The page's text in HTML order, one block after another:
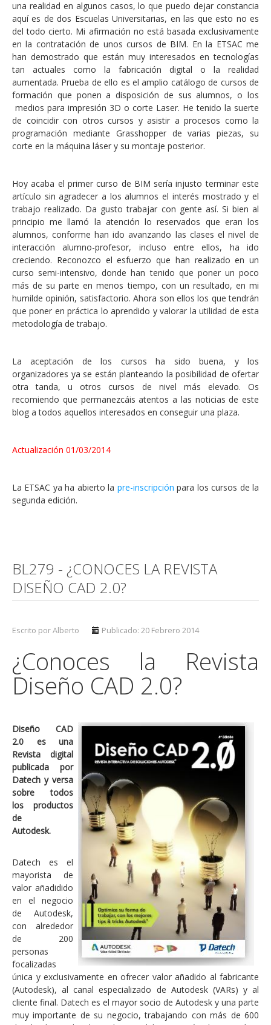
una realidad en algunos casos, lo que puedo dejar constancia
aquí es de dos Escuelas Universitarias, en las que esto no es
del todo cierto. Mi afirmación no está basada exclusivamente
en la contratación de unos cursos de BIM. En la ETSAC me
han demostrado que están muy interesados en tecnologías
tan actuales como la fabricación digital o la realidad
aumentada. Prueba de ello es el amplio catálogo de cursos de
formación que ponen a disposición de sus alumnos, o los
medios para impresión 3D o corte Laser. He tenido la suerte
de coincidir con otros cursos y asistir a procesos como la
programación mediante Grasshopper de varias piezas, su
corte en la máquina láser y su montaje posterior.
Hoy acaba el primer curso de BIM sería injusto terminar este
artículo sin agradecer a los alumnos el interés mostrado y el
trabajo realizado. Da gusto trabajar con gente así. Si bien al
principio me llamó la atención lo reservados que eran los
alumnos, conforme han ido avanzando las clases el nivel de
interacción alumno-profesor, incluso entre ellos, ha ido
creciendo. Reconozco el esfuerzo que han realizado en un
curso semi-intensivo, donde han tenido que poner un poco
más de su parte en menos tiempo, con un resultado, en mi
humilde opinión, satisfactorio. Ahora son ellos los que tendrán
que poner en práctica lo aprendido y valorar la utilidad de esta
metodología de trabajo.
La aceptación de los cursos ha sido buena, y los
organizadores ya se están planteando la posibilidad de ofertar
otra tanda, u otros cursos de nivel más elevado. Os
recomiendo que permanezcáis atentos a las noticias de este
blog a todos aquellos interesados en conseguir una plaza.
Actualización 01/03/2014
La ETSAC ya ha abierto la pre-inscripción para los cursos de la
segunda edición.
BL279 - ¿CONOCES LA REVISTA
DISEÑO CAD 2.0?
Escrito por Alberto Publicado: 20 Febrero 2014
¿Conoces la Revista
Diseño CAD 2.0?
Diseño CAD
2.0 es una
Revista digital
publicada por
Datech y versa
sobre todos
los productos
de
Autodesk.
Datech es el
mayorista de
valor añadidido
en el negocio
de Autodesk,
con alrededor
de 200
personas
focalizadas
única y exclusivamente en ofrecer valor añadido al fabricante
(Autodesk), al canal especializado de Autodesk (VARs) y al
cliente final. Datech es el mayor socio de Autodesk y una parte
muy importante de su negocio, trabajando con más de 600